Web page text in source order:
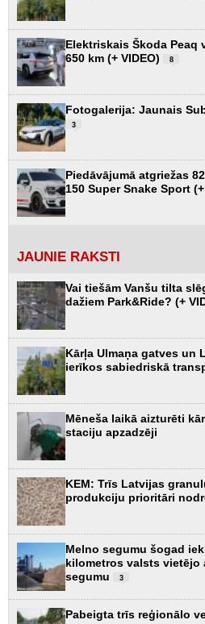
Elektriskais Škoda Peaq
650 km (+ VIDEO)
8
Fotogalerija: Jaunais
3
Piedāvājumā atgriežas
150 Super Snake Sport
JAUNIE RAKSTI
Vai tiešām Vanšu tilta
dažiem Park&Ride? (+
Kārļa Ulmaņa gatves un
ierīkos sabiedriskā
Mēneša laikā aizturēti
staciju apzadzēji
KEM: Trīs Latvijas
produkciju prioritāri
Melno segumu šogad
kilometros valsts vietējo
segumu
3
Pabeigta trīs reģionālo